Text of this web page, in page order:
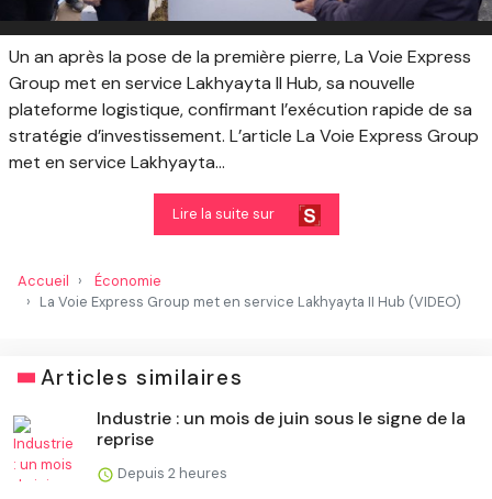
Un an après la pose de la première pierre, La Voie Express
Group met en service Lakhyayta II Hub, sa nouvelle
plateforme logistique, confirmant l’exécution rapide de sa
stratégie d’investissement. L’article La Voie Express Group
met en service Lakhyayta...
Lire la suite sur
Accueil
Économie
La Voie Express Group met en service Lakhyayta II Hub (VIDEO)
Articles similaires
Industrie : un mois de juin sous le signe de la
reprise
Depuis 2 heures